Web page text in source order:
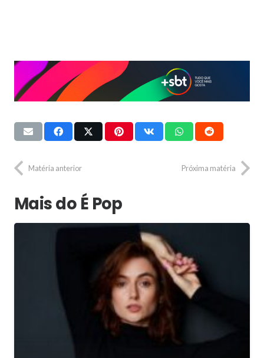
Matéria anterior Próxima matéria
Mais do É Pop